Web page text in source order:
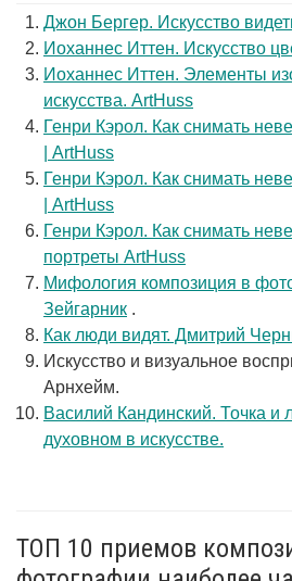
Джон Бергер. Искусство
Иоханнес Иттен. Искусство
Иоханнес Иттен. Элементы
искусства. ArtHuss
Генри Кэрол. Как снимать
| ArtHuss
Генри Кэрол. Как снимать
| ArtHuss
Генри Кэрол. Как снимать
портреты ArtHuss
Мифология композиция в
Зейгарник .
Как люди видят. Дмитрий
Искусство и визуальное
Арнхейм.
Василий Кандинский. Точка и
духовном в искусстве.
ТОП 10 приемов